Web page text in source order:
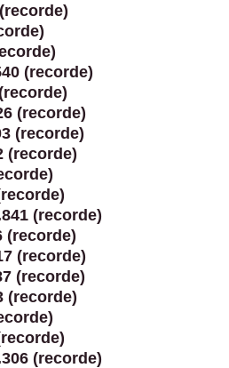
(recorde)
(recorde)
(recorde)
(recorde)
(recorde)
(recorde)
(recorde)
(recorde)
(recorde)
(recorde)